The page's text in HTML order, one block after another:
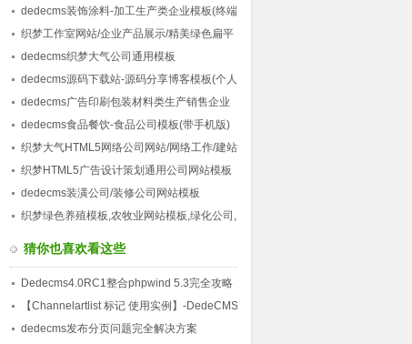
dedecms装饰涂料-加工生产类企业模板(终端
自适应)
织梦工作室网站/企业产品展示/精美绿色扁平
模板
dedecms织梦大气公司通用模板
dedecms源码下载站-源码分享博客模板(个人
主页+会员中心)
dedecms广告印刷包装材料类生产销售企业
网站模板
dedecms食品餐饮-食品公司模板(带手机版)
织梦大气HTML5网络公司网站/网络工作/建站
公司网站模板
织梦HTML5广告设计策划通用公司网站模板
(带手机版)
dedecms装潢公司/装修公司网站模板
织梦绿色养殖模板,农牧业网站模板,绿化公司,
花卉公司模板(绿色农牧养殖模板)
猜你也喜欢看这些
Dedecms4.0RC1整合phpwind 5.3完全攻略
【Channelartlist 标记 使用实例】-DedeCMS
模板制作使用实例教程(10)
dedecms发布分页问题完全解决方案